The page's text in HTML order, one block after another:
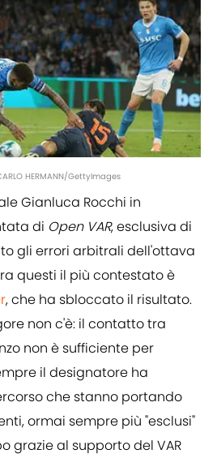
HERMANN/GettyImages
Gianluca Rocchi in
di Open VAR, esclusiva di
gli errori arbitrali dell'ottava
questi il più contestato è
, che ha sbloccato il risultato.
non c'è: il contatto tra
non è sufficiente per
il designatore ha
che stanno portando
ormai sempre più "esclusi"
grazie al supporto del VAR